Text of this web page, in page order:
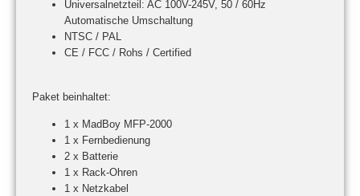
Universalnetzteil: AC 100V-245V, 50 / 60Hz
Automatische Umschaltung
NTSC / PAL
CE / FCC / Rohs / Certified
Paket beinhaltet:
1 x MadBoy MFP-2000
1 x Fernbedienung
2 x Batterie
1 x Rack-Ohren
1 x Netzkabel